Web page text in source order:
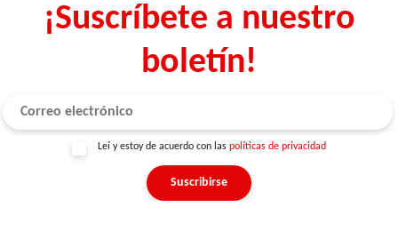
¡Suscríbete a nuestro
boletín!
Leí y estoy de acuerdo con las políticas de privacidad